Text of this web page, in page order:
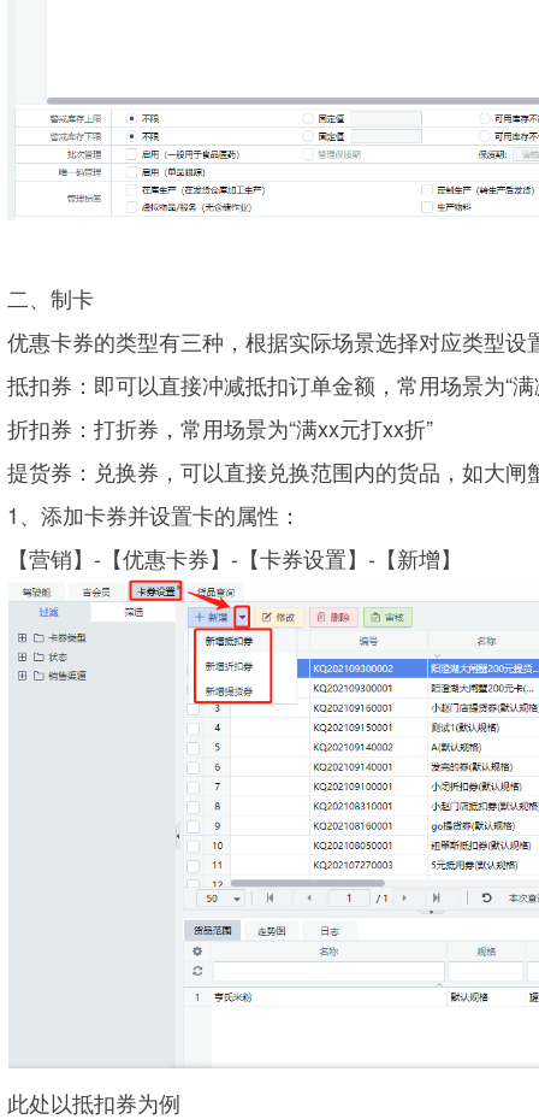
二、制卡
优惠卡券的类型有三种，根据实际场景选择对应类型设
抵扣券：即可以直接冲减抵扣订单金额，常用场景为“满
折扣券：打折券，常用场景为“满xx元打xx折”
提货券：兑换券，可以直接兑换范围内的货品，如大闸
1、添加卡券并设置卡的属性：
【营销】-【优惠卡券】-【卡券设置】-【新增】
此处以抵扣券为例